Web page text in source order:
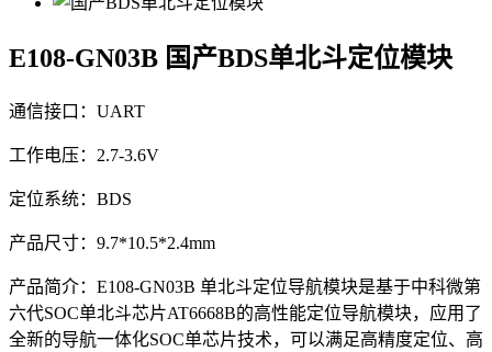
E108-GN03B 国产BDS单北斗定位模块
通信接口：UART
工作电压：2.7-3.6V
定位系统：BDS
产品尺寸：9.7*10.5*2.4mm
产品简介：E108-GN03B 单北斗定位导航模块是基于中科微第
六代SOC单北斗芯片AT6668B的高性能定位导航模块，应用了
全新的导航一体化SOC单芯片技术，可以满足高精度定位、高